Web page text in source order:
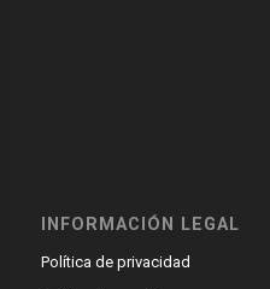
INFORMACIÓN LEGAL
Política de privacidad